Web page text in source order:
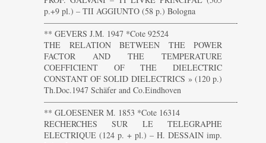
p.+9 pl.) – TII AGGIUNTO (58 p.) Bologna
———————————————————————-
** GEVERS J.M. 1947 *Cote 92524
THE RELATION BETWEEN THE POWER
FACTOR AND THE TEMPERATURE
COEFFICIENT OF THE DIELECTRIC
CONSTANT OF SOLID DIELECTRICS » (120 p.)
Th.Doc.1947 Schäfer and Co.Eindhoven
———————————————————————-
** GLOESENER M. 1853 *Cote 16314
RECHERCHES SUR LE TELEGRAPHE
ELECTRIQUE (124 p. + pl.) – H. DESSAIN imp.